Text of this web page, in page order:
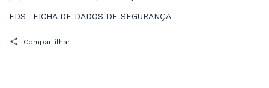
FDS- FICHA DE DADOS DE SEGURANÇA
Compartilhar